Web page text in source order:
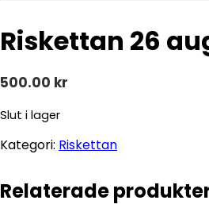
Riskettan 26
500.00 kr
Slut i lager
Kategori: Riskettan
Relaterade